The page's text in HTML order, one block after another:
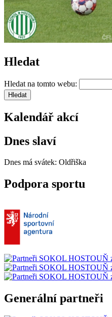
Hledat
Hledat na tomto webu:
Kalendář akcí
Dnes slaví
Dnes má svátek: Oldřiška
Podpora sportu
Generální partneři